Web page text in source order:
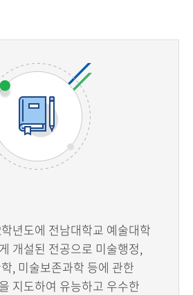
년도에 전남대학교 예술대학
개설된 전공으로 미술행정,
, 미술보존과학 등에 관한
지도하여 유능하고 우수한